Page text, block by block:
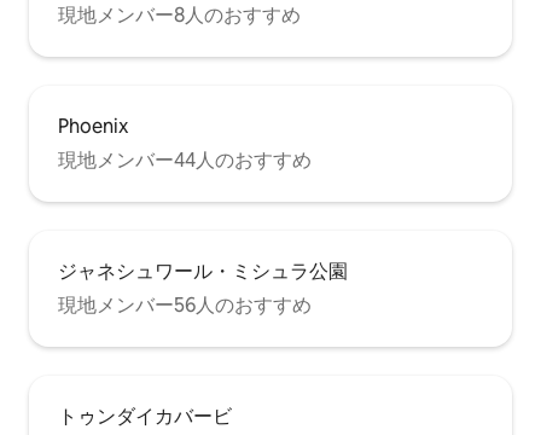
現地メンバー8人のおすすめ
Phoenix
現地メンバー44人のおすすめ
ジャネシュワール・ミシュラ公園
現地メンバー56人のおすすめ
トゥンダイカバービ